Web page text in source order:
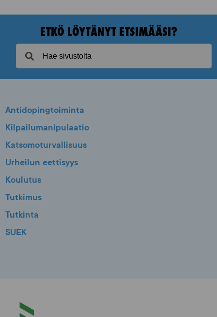
ETKÖ LÖYTÄNYT ETSIMÄÄSI?
Antidopingtoiminta
Kilpailumanipulaatio
Katsomoturvallisuus
Urheilun eettisyys
Koulutus
Tutkimus
Tutkinta
SUEK